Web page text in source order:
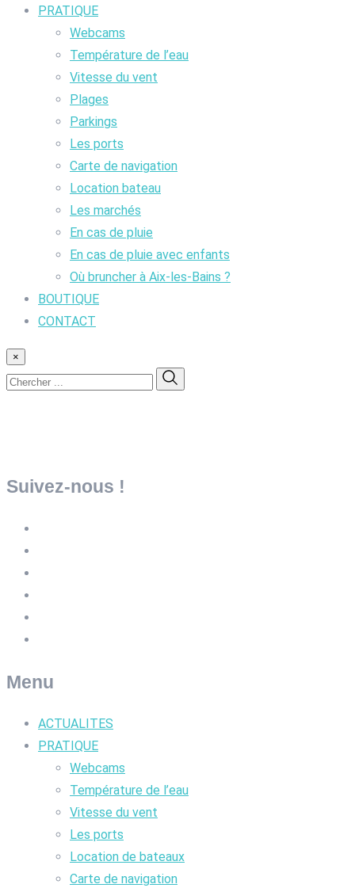
PRATIQUE
Webcams
Température de l’eau
Vitesse du vent
Plages
Parkings
Les ports
Carte de navigation
Location bateau
Les marchés
En cas de pluie
En cas de pluie avec enfants
Où bruncher à Aix-les-Bains ?
BOUTIQUE
CONTACT
×
Suivez-nous !
Menu
ACTUALITES
PRATIQUE
Webcams
Température de l’eau
Vitesse du vent
Les ports
Location de bateaux
Carte de navigation